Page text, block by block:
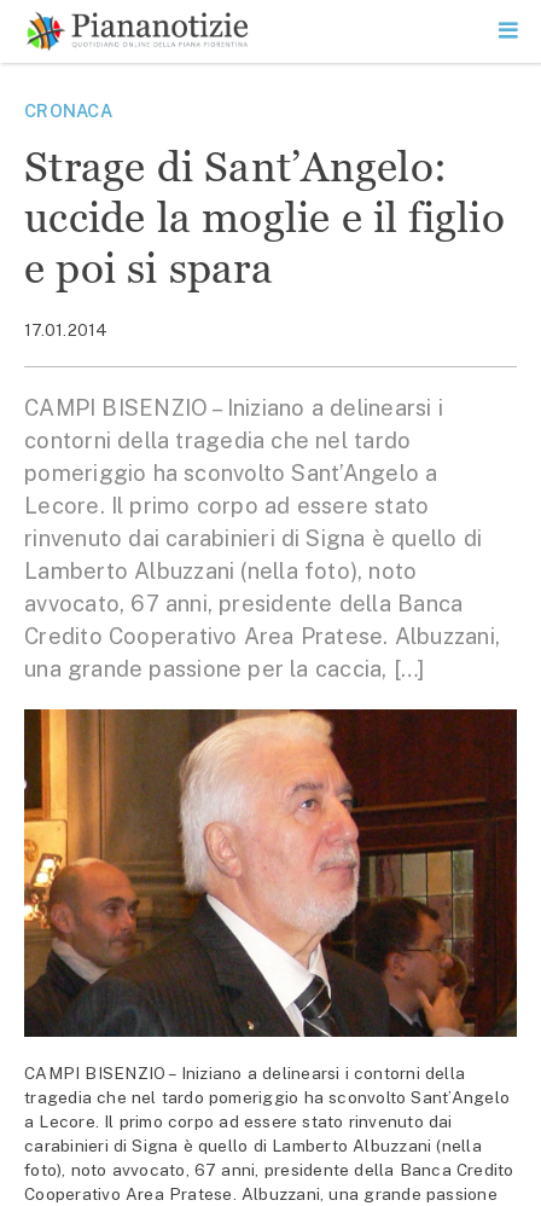
contenuto
SEARCH
CRONACA
Strage di Sant’Angelo:
uccide la moglie e il figlio
e poi si spara
17.01.2014
CAMPI BISENZIO – Iniziano a delinearsi i
contorni della tragedia che nel tardo
pomeriggio ha sconvolto Sant’Angelo a
Lecore. Il primo corpo ad essere stato
rinvenuto dai carabinieri di Signa è quello di
Lamberto Albuzzani (nella foto), noto
avvocato, 67 anni, presidente della Banca
Credito Cooperativo Area Pratese. Albuzzani,
una grande passione per la caccia, […]
CAMPI BISENZIO – Iniziano a delinearsi i contorni della
tragedia che nel tardo pomeriggio ha sconvolto Sant’Angelo
a Lecore. Il primo corpo ad essere stato rinvenuto dai
carabinieri di Signa è quello di Lamberto Albuzzani (nella
foto), noto avvocato, 67 anni, presidente della Banca Credito
Cooperativo Area Pratese. Albuzzani, una grande passione